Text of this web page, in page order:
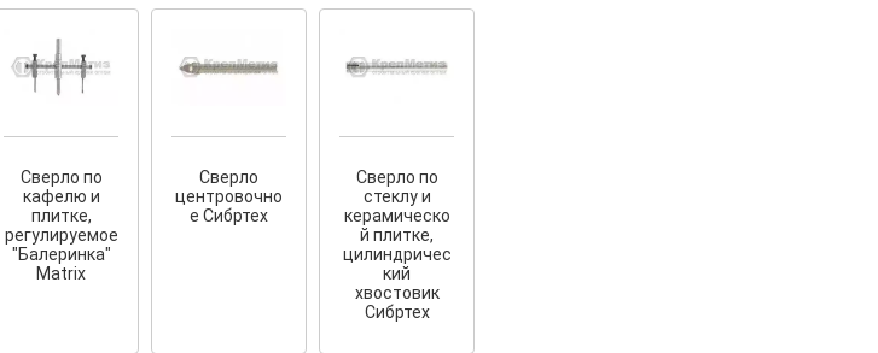
появился
Сверло по
кафелю и
плитке,
регулируемое
"Балеринка"
Matrix
Сверло
центровочно
е Сибртех
Сверло по
стеклу и
керамическо
й плитке,
цилиндричес
кий
хвостовик
Сибртех